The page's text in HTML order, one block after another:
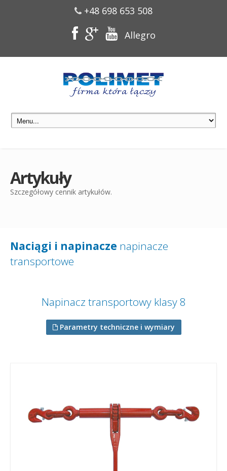
+48 698 653 508
Allegro
Artykuły
Szczegółowy cennik artykułów.
Naciągi i napinacze napinacze
transportowe
Napinacz transportowy klasy 8
Parametry techniczne i wymiary